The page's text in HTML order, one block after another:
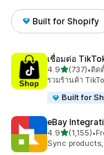
Built for Shopify
เชื่อมต่อ
4.9เต็ม 5 ดาว
(737)
ทั้งหมด 737 รีวิว
•ติด
รวมร้านค้า
Built for
eBay
4.9เต็ม 5 ดาว
(1,155)
ทั้งหมด 1155 รีวิว
•
Sync